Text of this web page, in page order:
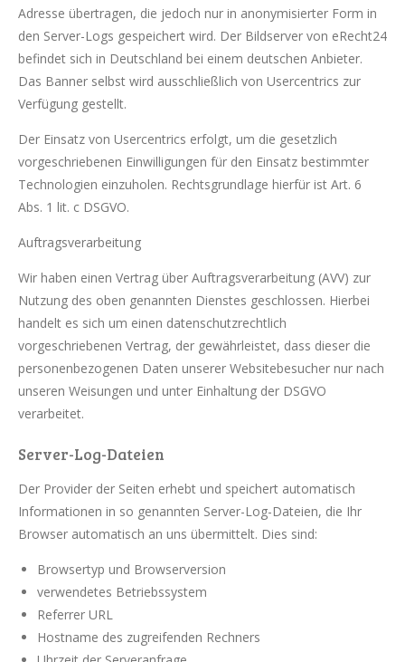
Adresse übertragen, die jedoch nur in anonymisierter Form in
den Server-Logs gespeichert wird. Der Bildserver von eRecht24
befindet sich in Deutschland bei einem deutschen Anbieter.
Das Banner selbst wird ausschließlich von Usercentrics zur
Verfügung gestellt.
Der Einsatz von Usercentrics erfolgt, um die gesetzlich
vorgeschriebenen Einwilligungen für den Einsatz bestimmter
Technologien einzuholen. Rechtsgrundlage hierfür ist Art. 6
Abs. 1 lit. c DSGVO.
Auftragsverarbeitung
Wir haben einen Vertrag über Auftragsverarbeitung (AVV) zur
Nutzung des oben genannten Dienstes geschlossen. Hierbei
handelt es sich um einen datenschutzrechtlich
vorgeschriebenen Vertrag, der gewährleistet, dass dieser die
personenbezogenen Daten unserer Websitebesucher nur nach
unseren Weisungen und unter Einhaltung der DSGVO
verarbeitet.
Server-Log-Dateien
Der Provider der Seiten erhebt und speichert automatisch
Informationen in so genannten Server-Log-Dateien, die Ihr
Browser automatisch an uns übermittelt. Dies sind:
Browsertyp und Browserversion
verwendetes Betriebssystem
Referrer URL
Hostname des zugreifenden Rechners